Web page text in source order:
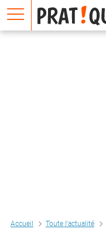
Accueil Toute l'actualité
E
m
a